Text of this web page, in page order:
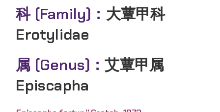
科 (Family)： 大蕈甲科
Erotylidae
属 (Genus)：艾蕈甲属
Episcapha